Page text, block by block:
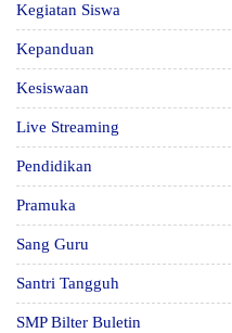
Kegiatan Siswa
Kepanduan
Kesiswaan
Live Streaming
Pendidikan
Pramuka
Sang Guru
Santri Tangguh
SMP Bilter Buletin